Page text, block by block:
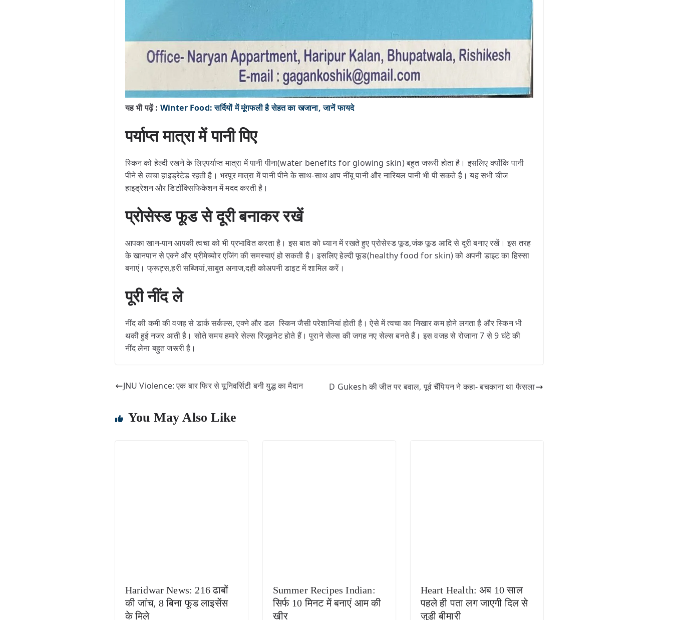
यह भी पढ़ें : Winter Food: सर्दियों में मूंगफली है सेहत का खजाना, जानें फायदे
पर्याप्त मात्रा में पानी पिए
स्किन को हेल्दी रखने के लिएपर्याप्त मात्रा में पानी पीना(water benefits for glowing skin) बहुत जरूरी होता है। इसलिए क्योंकि पानी
पीने से त्वचा हाइड्रेटेड रहती है। भरपूर मात्रा में पानी पीने के साथ-साथ आप नींबू पानी और नारियल पानी भी पी सकते है। यह सभी चीज
हाइड्रेशन और डिटॉक्सिफिकेशन में मदद करती है।
प्रोसेस्ड फूड से दूरी बनाकर रखें
आपका खान-पान आपकी त्वचा को भी प्रभावित करता है। इस बात को ध्यान में रखते हुए प्रोसेस्ड फूड,जंक फूड आदि से दूरी बनाए रखें। इस तरह
के खानपान से एक्ने और प्रीमेच्योर एजिंग की समस्याएं हो सकती है। इसलिए हेल्दी फूड(healthy food for skin) को अपनी डाइट का हिस्सा
बनाएं। फ्रूट्स,हरी सब्जियां,साबुत अनाज,दही कोअपनी डाइट में शामिल करें।
पूरी नींद ले
नींद की कमी की वजह से डार्क सर्कल्स, एक्ने और डल स्किन जैसी परेशानियां होती है। ऐसे में त्वचा का निखार कम होने लगता है और स्किन भी
थकी हुई नजर आती है। सोते समय हमारे सेल्स रिजूवनेट होते हैं। पुराने सेल्स की जगह नए सेल्स बनते हैं। इस वजह से रोजाना 7 से 9 घंटे की
नींद लेना बहुत जरूरी है।
JNU Violence: एक बार फिर से यूनिवर्सिटी बनी युद्ध का मैदान D Gukesh की जीत पर बवाल, पूर्व चैंपियन ने कहा- बचकाना था फैसला
You May Also Like
Haridwar News: 216 ढाबों
की जांच, 8 बिना फूड लाइसेंस
के मिले
Summer Recipes Indian:
सिर्फ 10 मिनट में बनाएं आम की
खीर
Heart Health: अब 10 साल
पहले ही पता लग जाएगी दिल से
जुड़ी बीमारी